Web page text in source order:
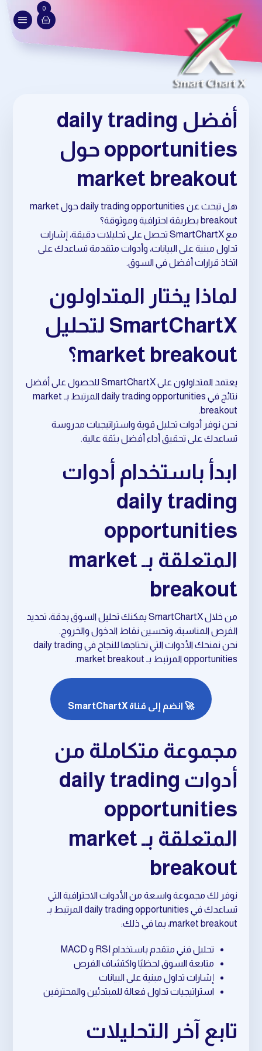
0
أفضل daily trading
opportunities حول
market breakout
هل تبحث عن daily trading opportunities حول market
breakout بطريقة احترافية وموثوقة؟
مع SmartChartX تحصل على تحليلات دقيقة، إشارات
تداول مبنية على البيانات، وأدوات متقدمة تساعدك على
اتخاذ قرارات أفضل في السوق.
لماذا يختار المتداولون
SmartChartX لتحليل
market breakout؟
يعتمد المتداولون على SmartChartX للحصول على أفضل
نتائج في daily trading opportunities المرتبط بـ market
breakout.
نحن نوفر أدوات تحليل قوية واستراتيجيات مدروسة
تساعدك على تحقيق أداء أفضل بثقة عالية.
ابدأ باستخدام أدوات
daily trading
opportunities
المتعلقة بـ market
breakout
من خلال SmartChartX يمكنك تحليل السوق بدقة، تحديد
الفرص المناسبة، وتحسين نقاط الدخول والخروج.
نحن نمنحك الأدوات التي تحتاجها للنجاح في daily trading
opportunities المرتبط بـ market breakout.
🚀 انضم إلى قناة SmartChartX
مجموعة متكاملة من
أدوات daily trading
opportunities
المتعلقة بـ market
breakout
نوفر لك مجموعة واسعة من الأدوات الاحترافية التي
تساعدك في daily trading opportunities المرتبط بـ
market breakout، بما في ذلك:
تحليل فني متقدم باستخدام RSI و MACD
متابعة السوق لحظيًا واكتشاف الفرص
إشارات تداول مبنية على البيانات
استراتيجيات تداول فعالة للمبتدئين والمحترفين
تابع آخر التحليلات